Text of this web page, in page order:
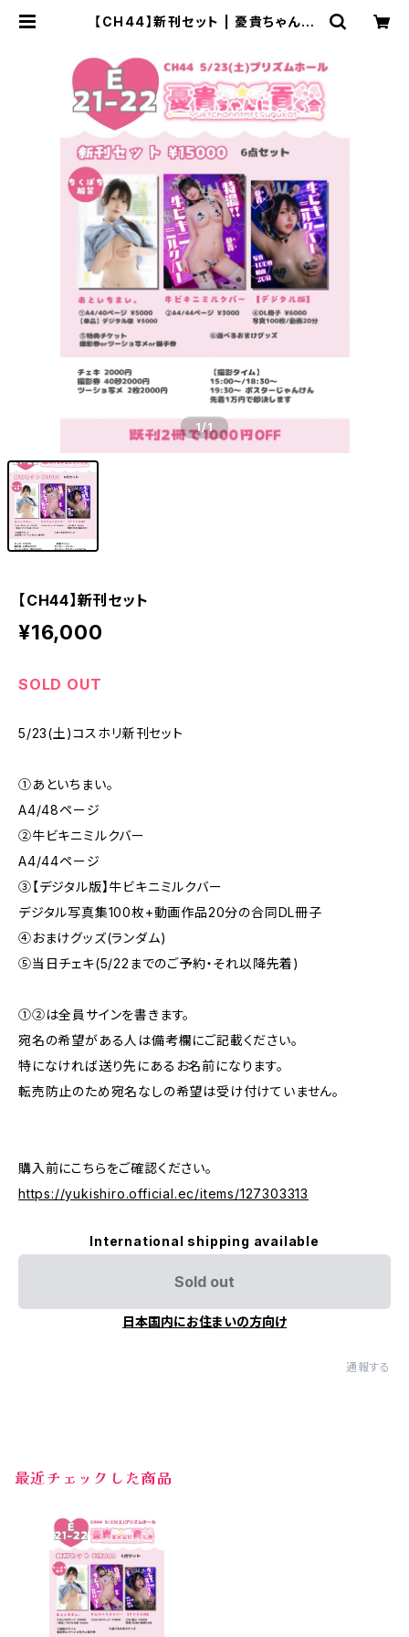
【CH44】新刊セット | 憂貴ちゃんに
1/1
【CH44】新刊セット
¥16,000
SOLD OUT
5/23(土)コスホリ新刊セット
①あといちまい。
A4/48ページ
②牛ビキニミルクバー
A4/44ページ
③【デジタル版】牛ビキニミルクバー
デジタル写真集100枚+動画作品20分の合同DL冊子
④おまけグッズ(ランダム)
⑤当日チェキ(5/22までのご予約・それ以降先着)
①②は全員サインを書きます。
宛名の希望がある人は備考欄にご記載ください。
特になければ送り先にあるお名前になります。
転売防止のため宛名なしの希望は受け付けていません。
購入前にこちらをご確認ください。
https://yukishiro.official.ec/items/127303313
International shipping available
Sold out
日本国内にお住まいの方向け
通報する
最近チェックした商品